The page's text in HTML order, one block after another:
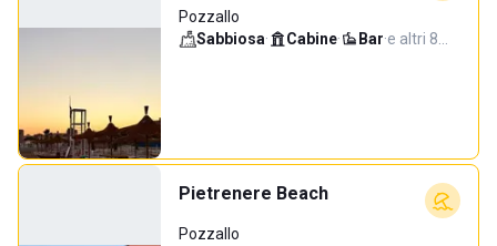
Pozzallo
Sabbiosa· Cabine· Bar·e altri 8…
Pietrenere Beach
Pozzallo